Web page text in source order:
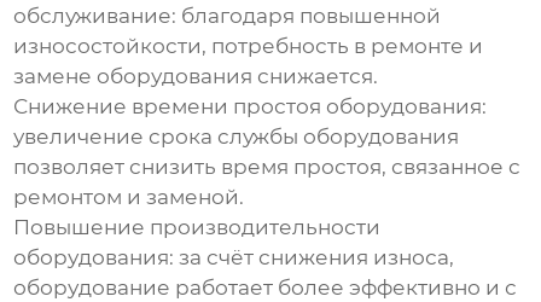
обслуживание: благодаря повышенной
износостойкости, потребность в ремонте и
замене оборудования снижается.
Снижение времени простоя оборудования:
увеличение срока службы оборудования
позволяет снизить время простоя, связанное с
ремонтом и заменой.
Повышение производительности
оборудования: за счёт снижения износа,
оборудование работает более эффективно и с